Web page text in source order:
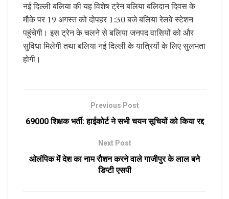
नई दिल्ली बलिया की यह विशेष ट्रेन बलिया बलिदान दिवस के
मौके पर 19 अगस्त को दोपहर 1:30 बजे बलिया रेलवे स्टेशन
पहुंचेगी। इस ट्रेन के चलने से बलिया जनपद वासियों को और
सुविधा मिलेगी तथा बलिया नई दिल्ली के यात्रियों के लिए सुलभता
होगी।
Previous Post
69000 शिक्षक भर्ती: हाईकोर्ट ने सभी चयन सूचियों को किया रद्द
Next Post
ओलंपिक में देश का नाम रौशन करने वाले गाजीपुर के लाल बने
डिप्टी एसपी